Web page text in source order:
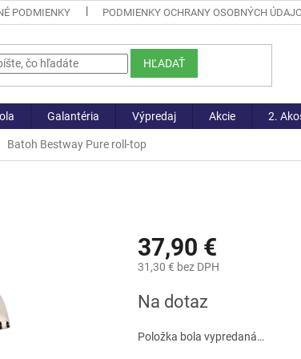
PODMIENKY PODMIENKY OCHRANY OSOBNÝCH
HĽADAŤ
Galantéria Výpredaj Akcie 2.
Batoh Bestway Pure roll-top
37,90 €
31,30 € bez DPH
cena:
Na dotaz
Položka bola vypredaná…